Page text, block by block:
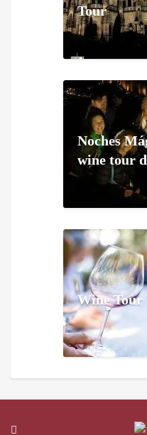
Tour
Noches
wine tour
Wine Tour